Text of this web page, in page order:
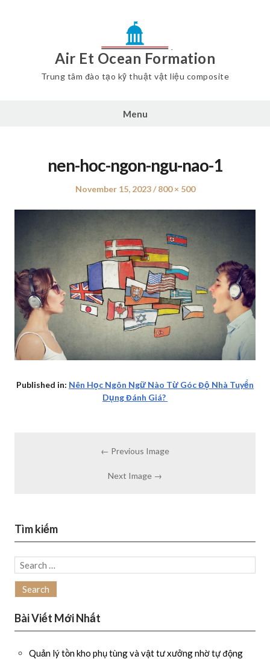
Air Et Ocean Formation
Trung tâm đào tạo kỹ thuật vật liệu composite
Menu
nen-hoc-ngon-ngu-nao-1
Posted
November 15, 2023
Full
800 × 500
Published in: Nên Học Ngôn Ngữ Nào Từ Góc Độ Nhà Tuyển
Dụng Đánh Giá?
← Previous Image
Next Image →
Tìm kiếm
Search
for:
Bài Viết Mới Nhất
Quản lý tồn kho phụ tùng và vật tư xưởng nhờ tự động